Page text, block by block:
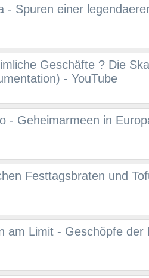
- Spuren einer
Geschäfte ? Die
- YouTube
- Geheimarmeen in
Festtagsbraten und
am Limit - Geschöpfe der